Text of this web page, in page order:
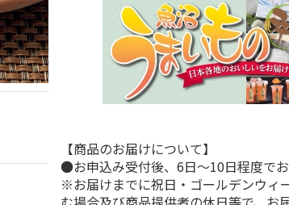
【商品のお届けについて】
●お申込み受付後、6日～10日程度でお
※お届けまでに祝日・ゴールデンウィ